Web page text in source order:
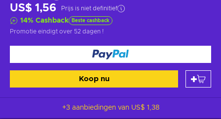
US$ 1,56 Prijs is niet definitief
14% Cashback Beste cashback
Promotie eindigt over 52 dagen !
Koop nu
+3 aanbiedingen van US$ 1,38